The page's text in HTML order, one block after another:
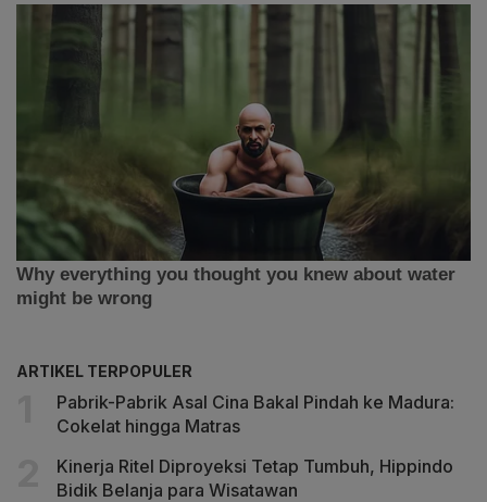
ARTIKEL TERPOPULER
Pabrik-Pabrik Asal Cina Bakal Pindah ke Madura:
Cokelat hingga Matras
Kinerja Ritel Diproyeksi Tetap Tumbuh, Hippindo
Bidik Belanja para Wisatawan